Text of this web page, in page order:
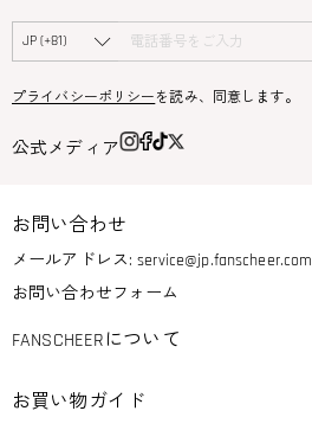
プライバシーポリシー を読み、同意します。
公式メディア
お問い合わせ
メールアドレス:service@jp.fanscheer.com
お問い合わせフォーム
FANSCHEERについて
お買い物ガイド